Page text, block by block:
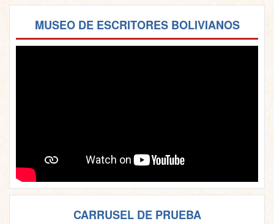
MUSEO DE ESCRITORES BOLIVIANOS
CARRUSEL DE PRUEBA